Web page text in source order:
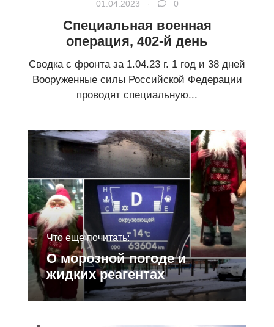
01.04.2023 · 0
Специальная военная
операция, 402-й день
Сводка с фронта за 1.04.23 г. 1 год и 38 дней
Вооруженные силы Российской Федерации
проводят специальную...
Что еще почитать:
О морозной погоде и
жидких реагентах